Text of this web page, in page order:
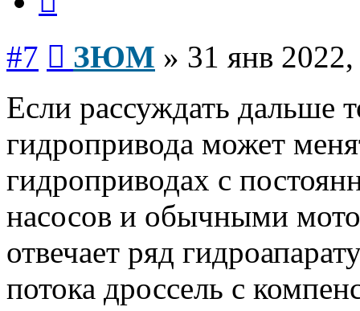
#7 ЗЮМ » 31 янв
Если рассуждать дальше
гидропривода может
гидроприводах с
насосов и обычными
отвечает ряд
потока дроссель с